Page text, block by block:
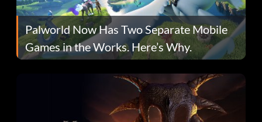
Palworld Now Has Two Separate Mobile
Games in the Works. Here’s Why.